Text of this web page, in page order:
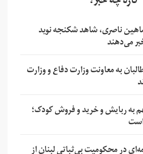
ناصری، شاهد شکنجه نوید
می‌دهند
به معاونت وزارت دفاع و وزارت
ربایش و خرید و فروش کودک؛